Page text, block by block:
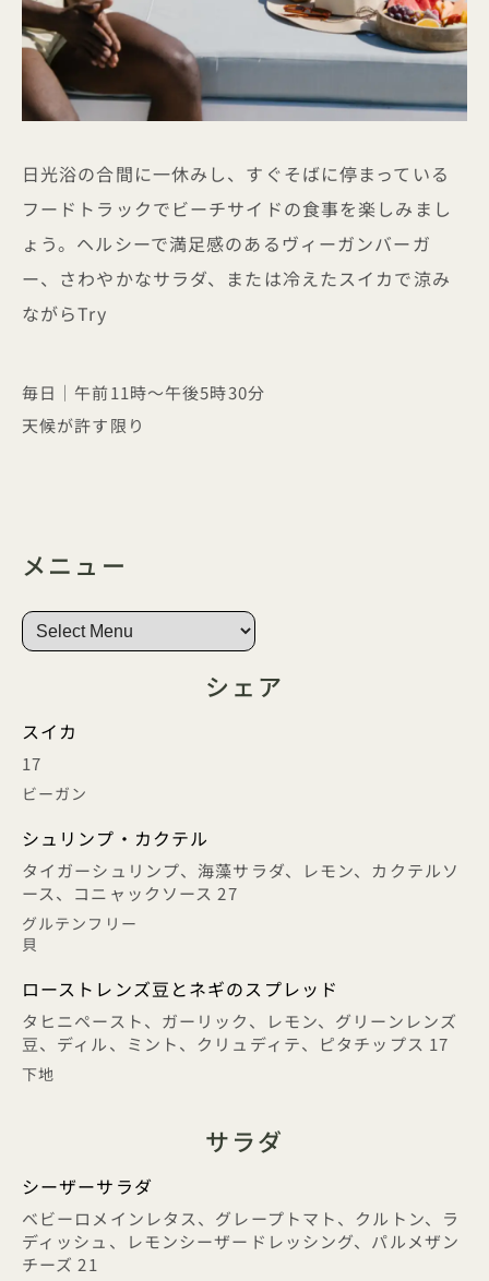
日光浴の合間に一休みし、すぐそばに停まっている
フードトラックでビーチサイドの食事を楽しみまし
ょう。ヘルシーで満足感のあるヴィーガンバーガ
ー、さわやかなサラダ、または冷えたスイカで涼み
ながらTry
毎日｜午前11時～午後5時30分
天候が許す限り
メニュー
シェア
スイカ
17
ビーガン
シュリンプ・カクテル
タイガーシュリンプ、海藻サラダ、レモン、カクテルソ
ース、コニャックソース 27
グルテンフリー
貝
ローストレンズ豆とネギのスプレッド
タヒニペースト、ガーリック、レモン、グリーンレンズ
豆、ディル、ミント、クリュディテ、ピタチップス 17
下地
サラダ
シーザーサラダ
ベビーロメインレタス、グレープトマト、クルトン、ラ
ディッシュ、レモンシーザードレッシング、パルメザン
チーズ 21